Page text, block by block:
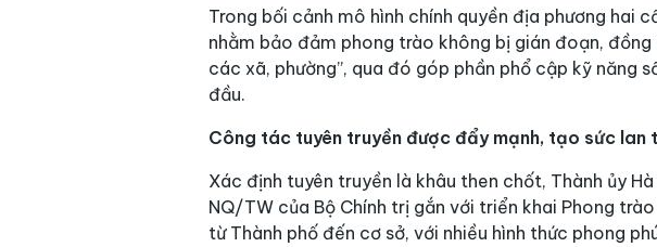
Trong bối cảnh mô hình chính quyền địa phương hai
nhằm bảo đảm phong trào không bị gián đoạn,
các xã, phường”, qua đó góp phần phổ cập kỹ năng
đầu.
Công tác tuyên truyền được đẩy mạnh, tạo sức lan
Xác định tuyên truyền là khâu then chốt, Thành ủy
NQ/TW của Bộ Chính trị gắn với triển khai Phong
từ Thành phố đến cơ sở, với nhiều hình thức phong